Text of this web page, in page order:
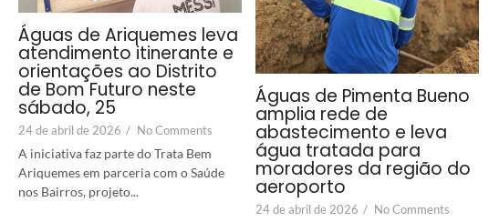
Águas de Ariquemes leva
atendimento itinerante e
orientações ao Distrito
de Bom Futuro neste
sábado, 25
24 de abril de 2026 / No Comments
A iniciativa faz parte do Trata Bem
Ariquemes em parceria com o Saúde
nos Bairros, projeto...
Águas de Pimenta Bueno
amplia rede de
abastecimento e leva
água tratada para
moradores da região do
aeroporto
24 de abril de 2026 / No Comments